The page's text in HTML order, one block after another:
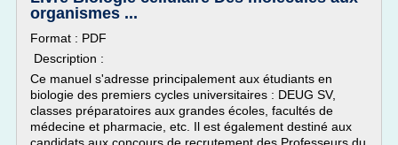
organismes ...
Format : PDF
Description :
Ce manuel s'adresse principalement aux étudiants en
biologie des premiers cycles universitaires : DEUG SV,
classes préparatoires aux grandes écoles, facultés de
médecine et pharmacie, etc. Il est également destiné aux